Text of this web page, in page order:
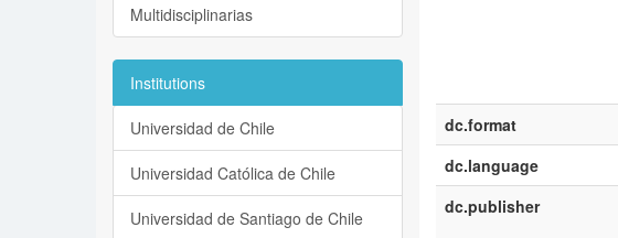
dc.format
dc.language
dc.publisher
Multidisciplinarias
Institutions
Universidad de Chile
Universidad Católica de Chile
Universidad de Santiago de Chile